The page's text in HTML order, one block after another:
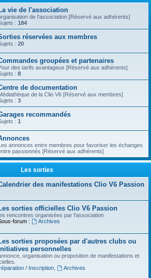
vie de l'association
de l'association [Réservé aux adhérents]
: 184
réservées aux membres
: 20
groupées et partenaires
des tarifs avantageux [Réservé aux adhérents]
: 8
de documentation
de la Clio V6 [Réservé aux membres]
: 3
recommandés
: 1
annonces entre membres pour favoriser les échanges
passionnés [Réservé aux adhérents]
Les sorties
des manifestations Clio V6 Passion
sorties officielles Clio V6 Passion
rencontres organisées par l'association
forum :
Archives
sorties proposées par d'autres clubs ou
personnelles
organisation ou proposition de manifestations et
/ Inscription,
Archives